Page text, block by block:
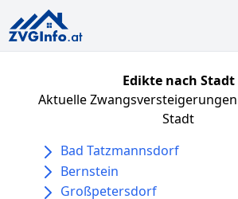
Edikte nach Stadt
Aktuelle
Stadt
Bad Tatzmannsdorf
Bernstein
Großpetersdorf